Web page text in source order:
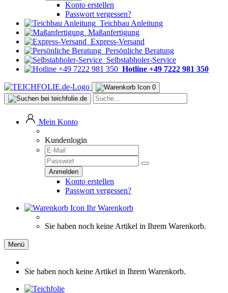
Konto erstellen
Passwort vergessen?
Teichbau Anleitung
Maßanfertigung
Express-Versand
Persönliche Beratung
Selbstabholer-Service
Hotline +49 7222 981 350
0
Mein Konto
Kundenlogin
Konto erstellen
Passwort vergessen?
Ihr Warenkorb
Sie haben noch keine Artikel in Ihrem Warenkorb.
Menü
Sie haben noch keine Artikel in Ihrem Warenkorb.